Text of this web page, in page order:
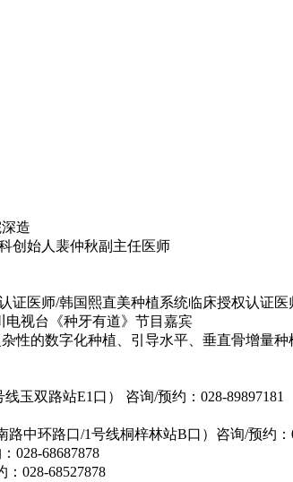
造
创始人裴仲秋副主任医师
证医师/韩国熙直美种植系统临床授权认证
视台《种牙有道》节目嘉宾
性的数字化种植、引导水平、垂直骨增量
玉双路站E1口） 咨询/预约：028-89897181
路中环路口/1号线桐梓林站B口）咨询/预约：
028-68687878
028-68527878